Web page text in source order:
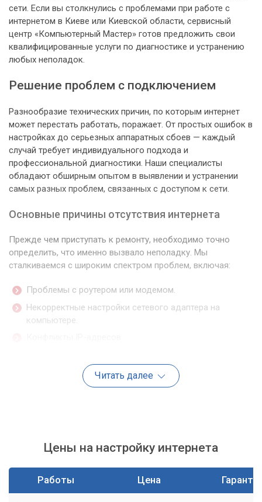
сети. Если вы столкнулись с проблемами при работе с
интернетом в Киеве или Киевской области, сервисный
центр «Компьютерный Мастер» готов предложить свои
квалифицированные услуги по диагностике и устранению
любых неполадок.
Решение проблем с подключением
Разнообразие технических причин, по которым интернет
может перестать работать, поражает. От простых ошибок в
настройках до серьезных аппаратных сбоев — каждый
случай требует индивидуального подхода и
профессиональной диагностики. Наши специалисты
обладают обширным опытом в выявлении и устранении
самых разных проблем, связанных с доступом к сети.
Основные причины отсутствия интернета
Прежде чем приступать к ремонту, необходимо точно
определить, что именно вызвало неполадку. Мы
сталкиваемся с широким спектром проблем, включая:
Проблемы с роутером или модемом.
Некорректные настройки сетевого адаптера на
компьютере.
Вирусная активность, блокирующая доступ к
Каждая из этих причин требует своего подхода к
устранению.
Мы предлагаем комплексный подход,
Читать далее
Цены на настройку интернета
Работы Цена